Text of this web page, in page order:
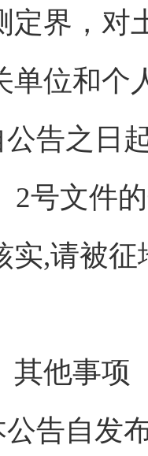
定界，对
单位和个
之日起
2号文件
实,请被
他事项
自发布